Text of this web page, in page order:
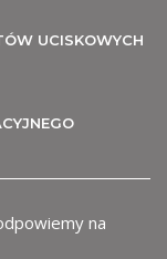
UCISKOWYCH
na